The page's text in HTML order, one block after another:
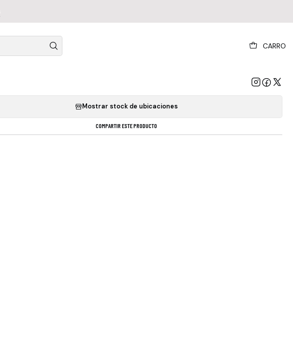
CARRO
Violeta Parra - Grandes Exitos Originale
Mostrar stock de ubicaciones
COMPARTIR ESTE PRODUCTO